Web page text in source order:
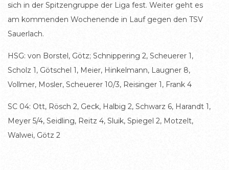
sich in der Spitzengruppe der Liga fest. Weiter geht es
am kommenden Wochenende in Lauf gegen den TSV
Sauerlach.
HSG: von Borstel, Götz; Schnippering 2, Scheuerer 1,
Scholz 1, Götschel 1, Meier, Hinkelmann, Laugner 8,
Vollmer, Mosler, Scheuerer 10/3, Reisinger 1, Frank 4
SC 04: Ott, Rösch 2, Geck, Halbig 2, Schwarz 6, Harandt 1,
Meyer 5/4, Seidling, Reitz 4, Sluik, Spiegel 2, Motzelt,
Walwei, Götz 2